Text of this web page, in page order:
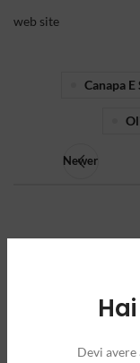
Devi
web site
Canapa E
Newer